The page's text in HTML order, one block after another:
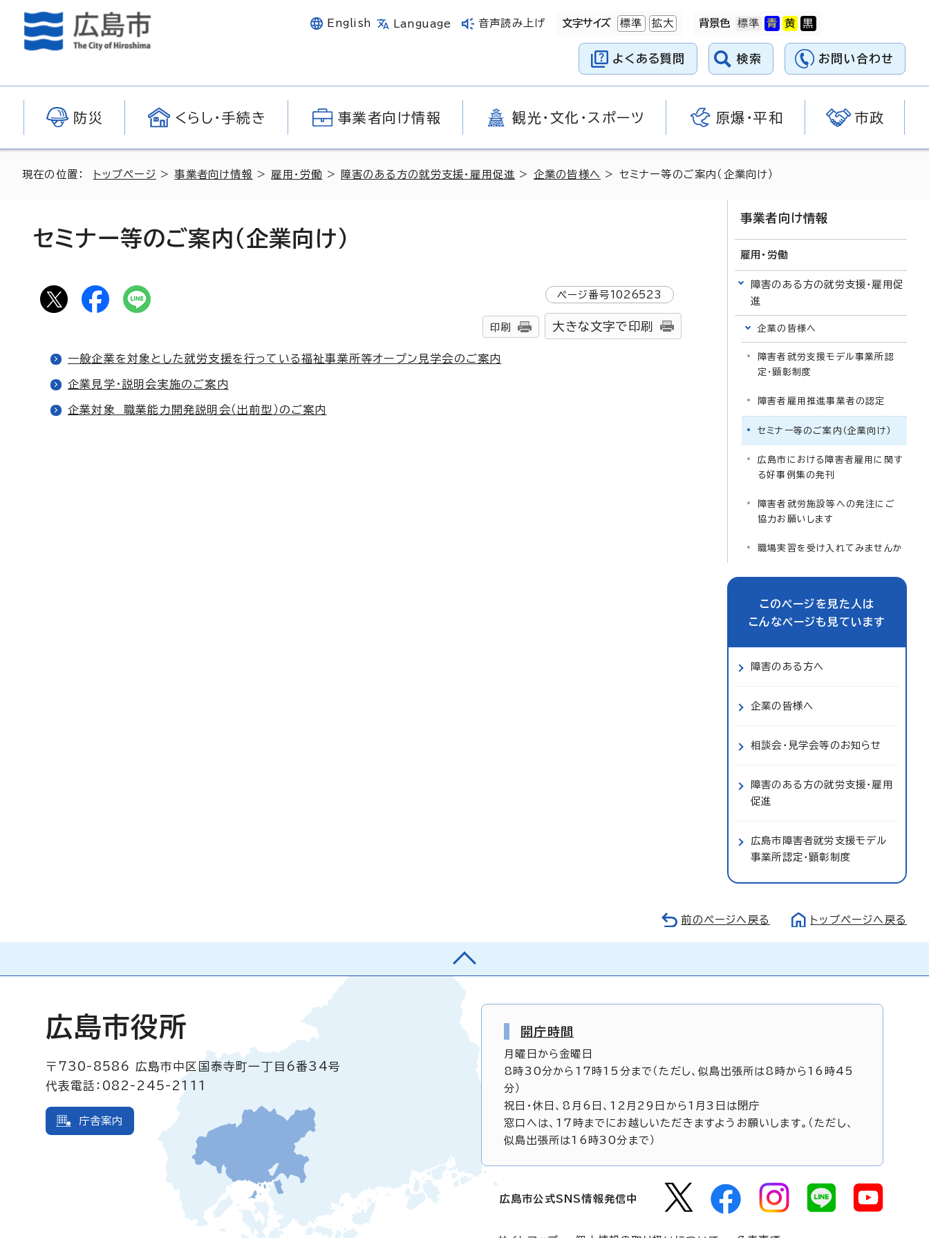
English Language 音声読み上げ 文字サイズ 標準 拡大 背景色
よくある質問 検索 お問い合わせ
防災 くらし・手続き 事業者向け情報 観光・文化・スポーツ 原爆・平和 市政
現在の位置： トップページ >事業者向け情報 > 雇用・労働 > 障害のある方の就労支援・雇用促進 > 企業の皆様へ > セミナー等のご案内（企業向け）
セミナー等のご案内（企業向け）
ページ番号1026523
印刷 大きな文字で印刷
一般企業を対象とした就労支援を行っている福祉事業所等オープン見学会のご案内
企業見学・説明会実施のご案内
企業対象 職業能力開発説明会（出前型）のご案内
事業者向け情報
雇用・労働
障害のある方の就労支援・雇用促
進
企業の皆様へ
障害者就労支援モデル事業所認
定・顕彰制度
障害者雇用推進事業者の認定
セミナー等のご案内（企業向け）
広島市における障害者雇用に関す
る好事例集の発刊
障害者就労施設等への発注にご
協力お願いします
職場実習を受け入れてみませんか
このページを見た人は
こんなページも見ています
障害のある方へ
企業の皆様へ
相談会・見学会等のお知らせ
障害のある方の就労支援・雇用
促進
広島市障害者就労支援モデル
事業所認定・顕彰制度
前のページへ戻る トップページへ戻る
広島市役所
〒730-8586
広島市中区国泰寺町一丁目6番34号
代表電話：082-245-2111
庁舎案内
開庁時間
月曜日から金曜日
8時30分から17時15分まで（ただし、似島出張所は8時から16時45
分）
祝日・休日、8月6日、12月29日から1月3日は閉庁
窓口へは、17時までにお越しいただきますようお願いします。（ただし、
似島出張所は16時30分まで）
広島市公式SNS情報発信中